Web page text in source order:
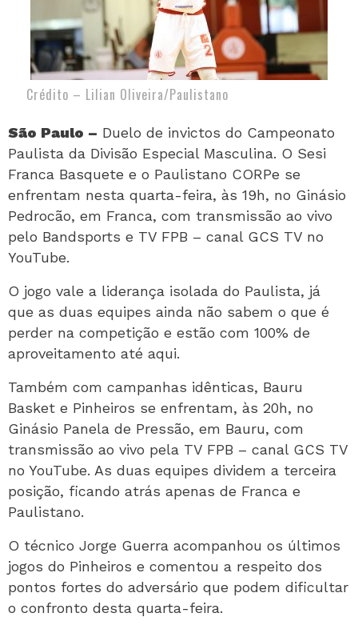
Crédito – Lilian Oliveira/Paulistano
São Paulo – Duelo de invictos do Campeonato
Paulista da Divisão Especial Masculina. O Sesi
Franca Basquete e o Paulistano CORPe se
enfrentam nesta quarta-feira, às 19h, no Ginásio
Pedrocão, em Franca, com transmissão ao vivo
pelo Bandsports e TV FPB – canal GCS TV no
YouTube.
O jogo vale a liderança isolada do Paulista, já
que as duas equipes ainda não sabem o que é
perder na competição e estão com 100% de
aproveitamento até aqui.
Também com campanhas idênticas, Bauru
Basket e Pinheiros se enfrentam, às 20h, no
Ginásio Panela de Pressão, em Bauru, com
transmissão ao vivo pela TV FPB – canal GCS TV
no YouTube. As duas equipes dividem a terceira
posição, ficando atrás apenas de Franca e
Paulistano.
O técnico Jorge Guerra acompanhou os últimos
jogos do Pinheiros e comentou a respeito dos
pontos fortes do adversário que podem dificultar
o confronto desta quarta-feira.